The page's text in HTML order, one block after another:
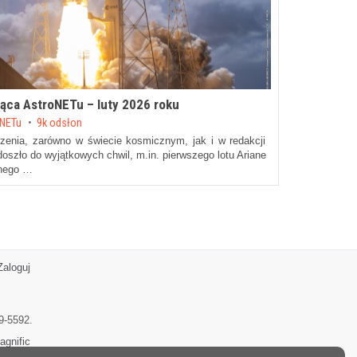
AstroNETu – luty 2026 roku
9k odsłon
zarówno w świecie kosmicznym, jak i w redakcji
do wyjątkowych chwil, m.in. pierwszego lotu Ariane
…
5592.